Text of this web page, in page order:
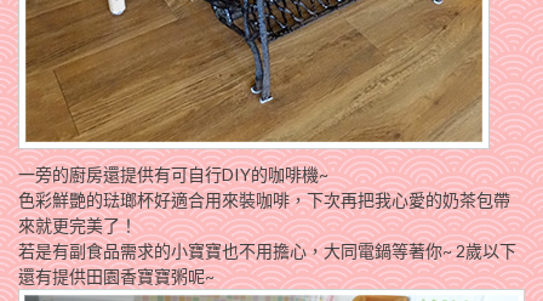
一旁的廚房還提供有可自行DIY的咖啡機~
色彩鮮艷的琺瑯杯好適合用來裝咖啡，下次再把我心愛的奶茶包帶
來就更完美了！
若是有副食品需求的小寶寶也不用擔心，大同電鍋等著你~ 2歲以下
還有提供田園香寶寶粥呢~